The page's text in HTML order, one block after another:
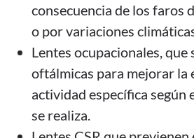
consecuencia de los faros
o por variaciones
Lentes ocupacionales, que
oftálmicas para mejorar la
actividad específica según
se realiza.